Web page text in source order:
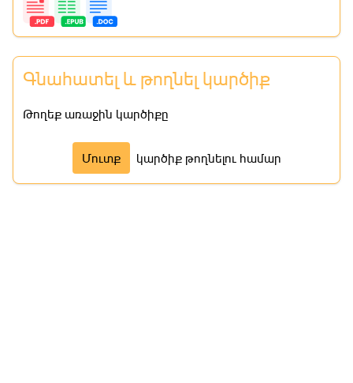
Գնահատել և թողնել կարծիք
Թողեք առաջին կարծիքը
Մուտք կարծիք թողնելու համար